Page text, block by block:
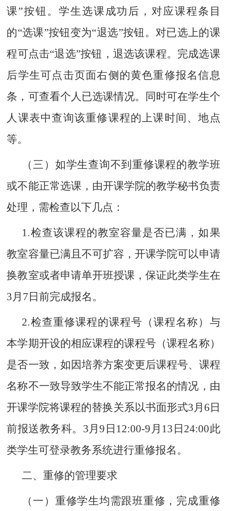
课”按钮。学生选课成功后，对应课程条目
的“选课”按钮变为“退选”按钮。对已选上的课
程可点击“退选”按钮，退选该课程。完成选课
后学生可点击页面右侧的黄色重修报名信息
条，可查看个人已选课情况。同时可在学生个
人课表中查询该重修课程的上课时间、地点
等。
（三）如学生查询不到重修课程的教学班
或不能正常选课，由开课学院的教学秘书负责
处理，需检查以下几点：
1.检查该课程的教室容量是否已满，如果
教室容量已满且不可扩容，开课学院可以申请
换教室或者申请单开班授课，保证此类学生在
3月 7 日前完成报名。
2.检查重修课程的课程号（课程名称）与
本学期开设的相应课程的课程号（课程名称）
是否一致，如因培养方案变更后课程号、课程
名称不一致导致学生不能正常报名的情况，由
开课学院将课程的替换关系以书面形式3月 6 日
前报送教务科。 3月9 日 12:00-9 月 13 日 24:00此
类学生可登录教务系统进行重修报名。
二、重修的管理要求
（一）重修学生均需跟班重修，完成重修